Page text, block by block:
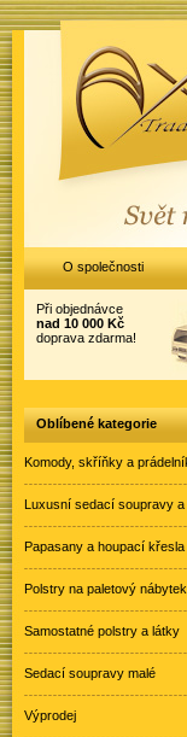
Při objednávce
nad 10 000 Kč
doprava zdarma!
Oblíbené kategorie
Komody, skříňky a
Luxusní sedací soupravy
Papasany a houpací křesla
Polstry na paletový nábytek
Samostatné polstry a látky
Sedací soupravy malé
Výprodej
O společnosti